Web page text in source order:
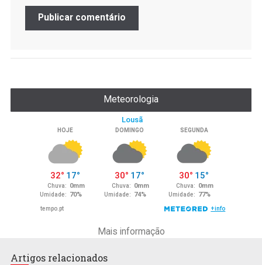
Meteorologia
Mais informação
Artigos relacionados